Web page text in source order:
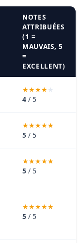
NOTES
ATTRIBUÉES
(1 =
MAUVAIS, 5
=
EXCELLENT)
4 / 5
5 / 5
5 / 5
5 / 5